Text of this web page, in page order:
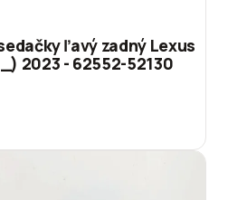
ľavý zadný Lexus
2023 - 62552-52130